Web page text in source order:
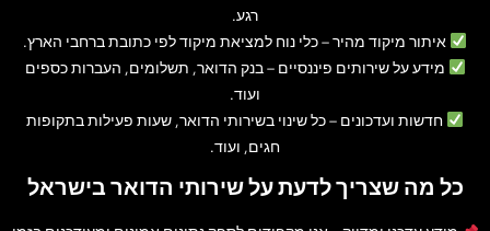
רגע.
איתור מיקוד מהיר– כלי נוח למציאת מיקוד לפי כתובת ברחבי הארץ.
מידע על שירותים פיננסיים – בנק הדואר, תשלומים, העברות כספים
ועוד.
חדשות ועדכונים – כל שינוי בשירותי הדואר, שעות פעילות בתקופות
חגים, ועוד.
כל מה שצריך לדעת על שירותי הדואר בישראל